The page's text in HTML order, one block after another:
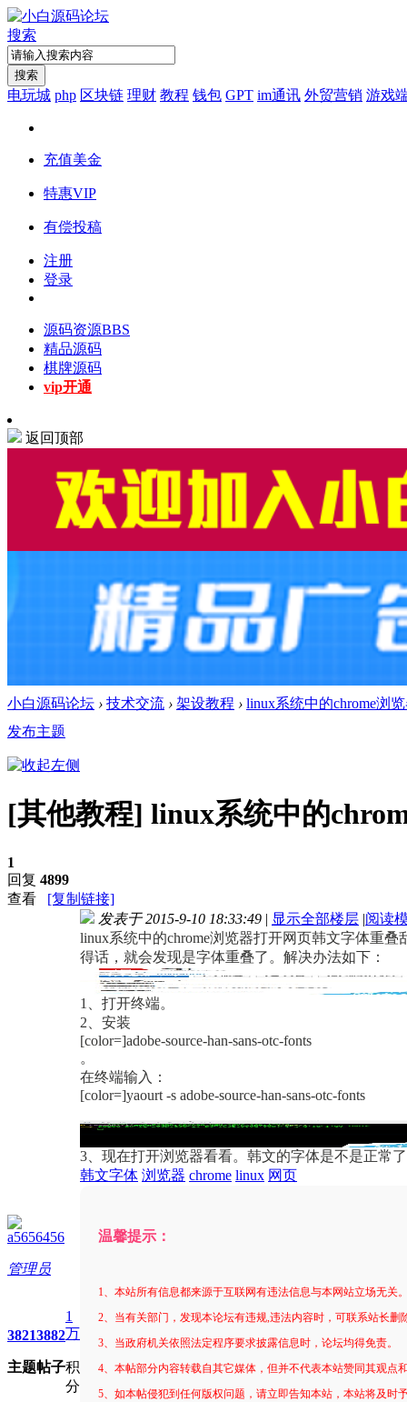
搜索
搜索
电玩城 php 区块链 理财 教程 钱包 GPT im通讯 外贸营销 游戏
充值美金
特惠VIP
有偿投稿
注册
登录
源码资源BBS
精品源码
棋牌源码
vip开通
返回顶部
小白源码论坛 › 技术交流 › 架设教程 › linux系统中的chrome浏
发布主题
[其他教程] linux系统中的
1
回复 4899
查看
[复制链接]
a5656456
管理员
3821
主题
3882
帖子
1
万
积
分
发表于 2015-9-10 18:33:49 | 显示全部楼层 |阅读
linux系统中的chrome浏览器打开网页韩文字体重
得话，就会发现是字体重叠了。解决办法如下：
1、打开终端。
2、安装
[color=]adobe-source-han-sans-otc-fonts
。
在终端输入：
[color=]yaourt -s adobe-source-han-sans-otc-fonts
3、现在打开浏览器看看。韩文的字体是不是正常
韩文字体 浏览器 chrome linux 网页
温馨提示：
1、本站所有信息都来源于互联网有违法信息与本网站立场无关
2、当有关部门，发现本论坛有违规,违法内容时，可联系站长删
3、当政府机关依照法定程序要求披露信息时，论坛均得免责。
4、本帖部分内容转载自其它媒体，但并不代表本站赞同其观点
5、如本帖侵犯到任何版权问题，请立即告知本站，本站将及时